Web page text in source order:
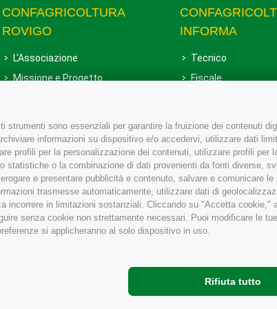
sono essenziali per garantire la fruizione dei contenuti
informazioni su dispositivo e/o accedervi, utilizzare dati
profili per la personalizzazione dei contenuti, utilizzare profili
o la combinazione di dati provenienti da fonti diverse,
e presentare pubblicità e contenuto, salvare e comunicare
trasmesse automaticamente, utilizzare dati di
incorrere in limitazioni sostanziali. Cliccando su "Accetta
senza cookie non strettamente necessari. Puoi modificare le
si applicheranno al solo dispositivo in uso.
Rifiuta tutto
CONFAGRICOLTURA
ROVIGO
L'Associazione
Missione e Progetto
Uffici della Sede provinciale
Le Sedi di Zona
Agricoltori S.r.l.
Whistleblowing Confagricoltura
Rovigo e Agricoltori srl
INFORMA
Tecnico
Fiscale
Associazione